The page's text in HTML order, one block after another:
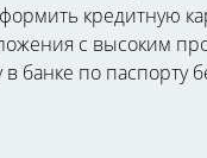
кредитную
с высоким
в банке по